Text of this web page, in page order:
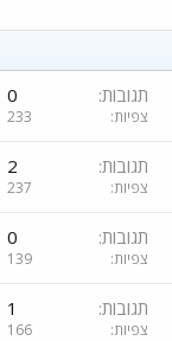
תגובות 0
צפיות 233
תגובות 2
צפיות 237
תגובות 0
צפיות 139
תגובות 1
צפיות 166